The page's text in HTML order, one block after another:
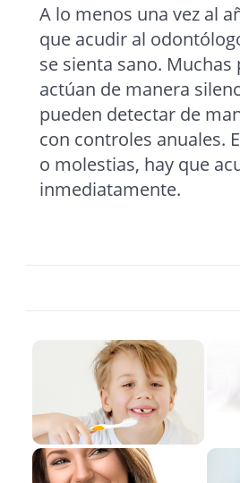
A lo menos una vez al
que acudir al
se sienta sano. Muchas
actúan de manera
pueden detectar de
con controles anuales.
o molestias, hay que
inmediatamente.